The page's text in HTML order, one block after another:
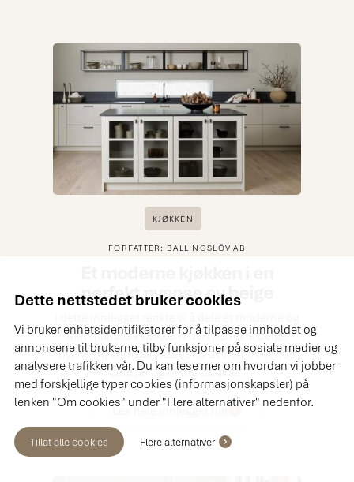
Dette nettstedet bruker cookies
Vi bruker enhetsidentifikatorer for å tilpasse innholdet og
annonsene til brukerne, tilby funksjoner på sosiale medier og
analysere trafikken vår. Du kan lese mer om hvordan vi jobber
med forskjellige typer cookies (informasjonskapsler) på
lenken "Om cookies" under "Flere alternativer" nedenfor.
Tillat alle cookies Flere alternativer
KJØKKEN
FORFATTER: BALLINGSLÖV AB
perfekt nyanse av beige
minimalistisk kjøkken i den perfekte beige
nyansen, som har massevis av fremtredende
detaljer og herlig karakter.
Les hele innlegget her